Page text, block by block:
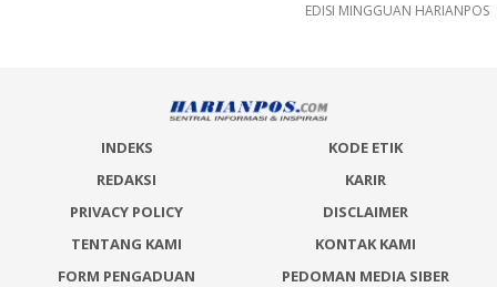
EDISI MINGGUAN HARIANPOS
INDEKS
KODE ETIK
REDAKSI
KARIR
PRIVACY POLICY
DISCLAIMER
TENTANG KAMI
KONTAK KAMI
FORM PENGADUAN
PEDOMAN MEDIA SIBER